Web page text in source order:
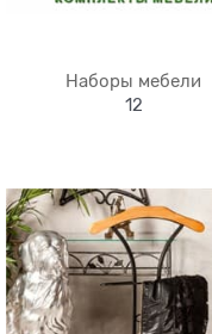
Наборы мебели
12